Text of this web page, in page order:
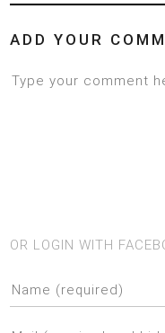
ADD YOUR
OR LOGIN WITH